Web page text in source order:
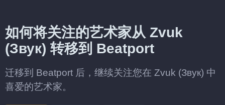
如何将关注的艺术家从 Zvuk
(Звук) 转移到 Beatport
迁移到 Beatport 后，继续关注您在 Zvuk (Звук) 中
喜爱的艺术家。